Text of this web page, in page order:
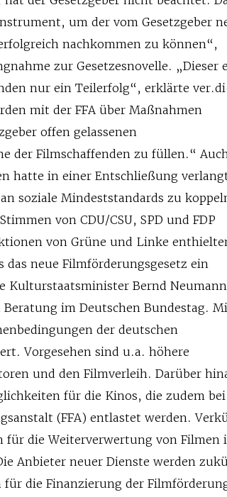
um der vom Gesetzgeber
nachkommen zu können“,
zur Gesetzesnovelle. „Dieser
nur ein Teilerfolg“, erklärte
mit der FFA über Maßnahmen
offen gelassenen
der Filmschaffenden zu füllen.“
hatte in einer Entschließung
soziale Mindeststandards zu
von CDU/CSU, SPD und FDP
von Grüne und Linke
neue Filmförderungsgesetz ein
Kulturstaatsminister Bernd Neumann
Beratung im Deutschen Bundestag.
der deutschen
Vorgesehen sind u.a. höhere
und den Filmverleih. Darüber
für die Kinos, die zudem bei
(FFA) entlastet werden.
für die Weiterverwertung von Filmen
Anbieter neuer Dienste werden
für die Finanzierung der